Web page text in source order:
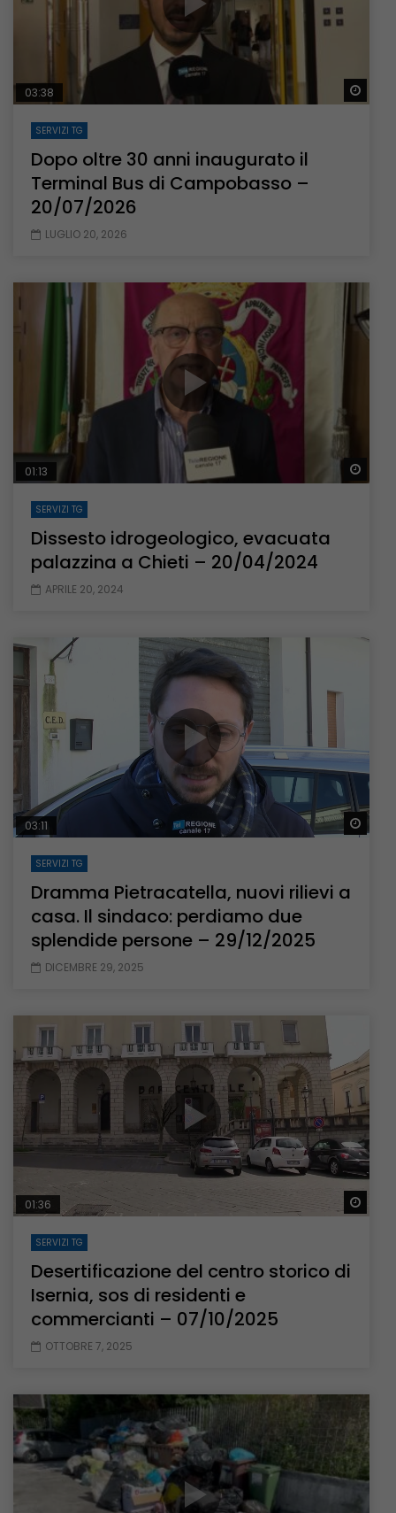
03:38
SERVIZI TG
Dopo oltre 30 anni inaugurato il
Terminal Bus di Campobasso –
20/07/2026
LUGLIO 20, 2026
01:13
SERVIZI TG
Dissesto idrogeologico, evacuata
palazzina a Chieti – 20/04/2024
APRILE 20, 2024
03:11
SERVIZI TG
Dramma Pietracatella, nuovi rilievi a
casa. Il sindaco: perdiamo due
splendide persone – 29/12/2025
DICEMBRE 29, 2025
01:36
SERVIZI TG
Desertificazione del centro storico di
Isernia, sos di residenti e
commercianti – 07/10/2025
OTTOBRE 7, 2025